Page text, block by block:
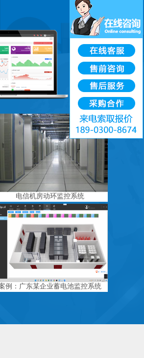
电信机房动环监控系统
例：广东某企业蓄电池监控系统